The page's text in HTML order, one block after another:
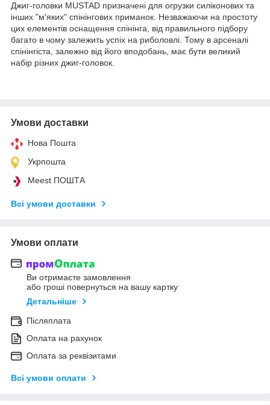
Джиг-головки MUSTAD призначені для огрузки силіконових та
інших "м'яких" спінінгових приманок. Незважаючи на простоту
цих елементів оснащення спінінга, від правильного підбору
багато в чому залежить успіх на риболовлі. Тому в арсеналі
спінінгіста, залежно від його вподобань, має бути великий
набір різних джиг-головок.
Умови доставки
Нова Пошта
Укрпошта
Meest ПОШТА
Всі умови доставки
Умови оплати
Ви отримаєте замовлення
або гроші повернуться на вашу картку
Детальніше
Післяплата
Оплата на рахунок
Оплата за реквізитами
Всі умови оплати